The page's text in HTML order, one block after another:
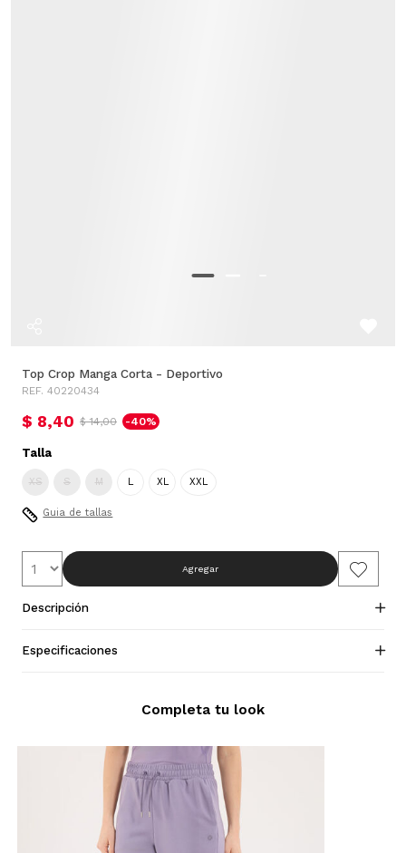
Top Crop Manga Corta - Deportivo
REF. 40220434
$ 8,40 $ 14,00 -40%
Talla
XS S M L XL XXL
Guia de tallas
Agregar
Descripción
Especificaciones
Completa tu look